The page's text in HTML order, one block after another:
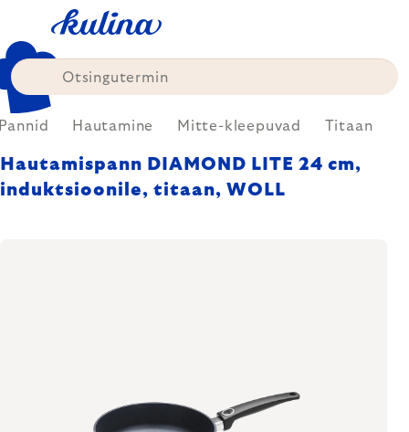
content
Hautamine Mitte-kleepuvad Titaan
Hautamispann DIAMOND LITE 24 cm,
induktsioonile, titaan, WOLL